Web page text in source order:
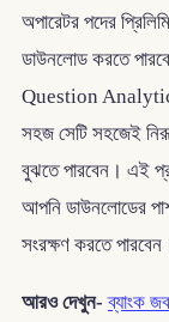
অপারেটর পদের
ডাউনলোড করতে
Question Analytics
সহজ সেটি সহজেই
বুঝতে পারবেন। এই
আপনি ডাউনলোডের
সংরক্ষণ করতে
আরও দেখুন-ব্যাংক